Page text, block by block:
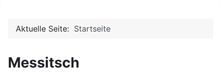
Aktuelle Seite: Startseite
Messitsch